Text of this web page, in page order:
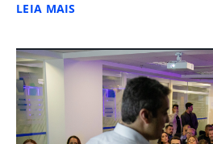
LEIA MAIS